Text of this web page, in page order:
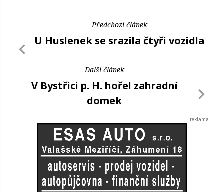
Předchozí článek
U Huslenek se srazila čtyři vozidla
Další článek
V Bystřici p. H. hořel zahradní
domek